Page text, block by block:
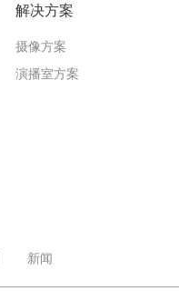
解决方案
摄像方案
演播室方案
新闻